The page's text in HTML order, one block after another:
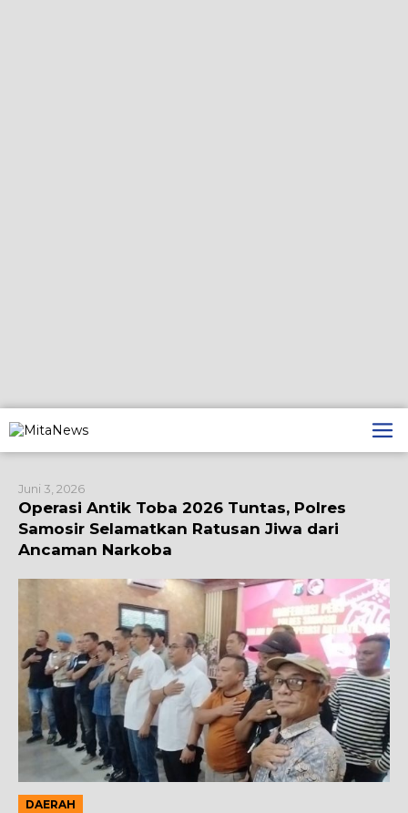
ke
konten
Juni 3, 2026
Operasi Antik Toba 2026 Tuntas, Polres
Samosir Selamatkan Ratusan Jiwa dari
Ancaman Narkoba
DAERAH